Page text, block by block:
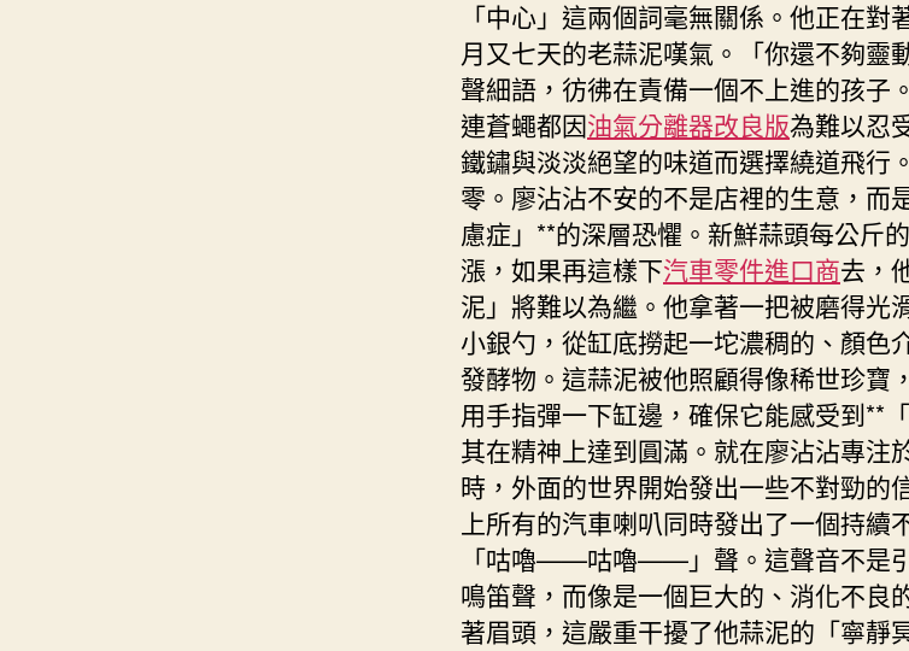
「中心」這兩個詞毫無關係。他正在對
月又七天的老蒜泥嘆氣。「你還不夠靈
聲細語，彷彿在責備一個不上進的孩子
連蒼蠅都因油氣分離器改良版為難以忍
鐵鏽與淡淡絕望的味道而選擇繞道飛行
零。廖沾沾不安的不是店裡的生意，而
慮症」**的深層恐懼。新鮮蒜頭每公斤
漲，如果再這樣下汽車零件進口商去，
泥」將難以為繼。他拿著一把被磨得光
小銀勺，從缸底撈起一坨濃稠的、顏色
發酵物。這蒜泥被他照顧得像稀世珍寶
用手指彈一下缸邊，確保它能感受到**
其在精神上達到圓滿。就在廖沾沾專注
時，外面的世界開始發出一些不對勁的
上所有的汽車喇叭同時發出了一個持續
「咕嚕——咕嚕——」聲。這聲音不是
鳴笛聲，而像是一個巨大的、消化不良
著眉頭，這嚴重干擾了他蒜泥的「寧靜